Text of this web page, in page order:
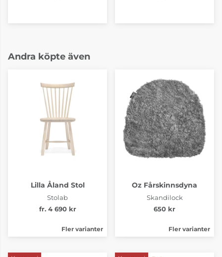
Andra köpte även
Lilla Åland Stol
Stolab
fr. 4 690 kr
Fler varianter
Oz Fårskinnsdyna
Skandilock
650 kr
Fler varianter